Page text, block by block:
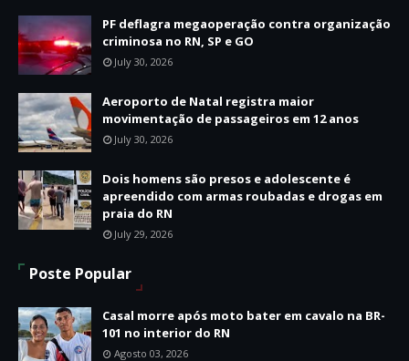
PF deflagra megaoperação contra organização
criminosa no RN, SP e GO
July 30, 2026
Aeroporto de Natal registra maior
movimentação de passageiros em 12 anos
July 30, 2026
Dois homens são presos e adolescente é
apreendido com armas roubadas e drogas em
praia do RN
July 29, 2026
Poste Popular
Casal morre após moto bater em cavalo na BR-
101 no interior do RN
Agosto 03, 2026